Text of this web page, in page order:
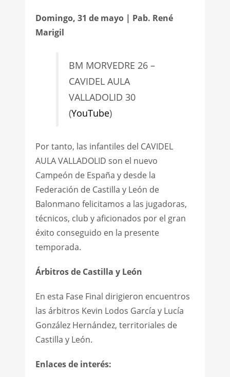
Domingo, 31 de mayo | Pab. René
Marigil
BM MORVEDRE 26 –
CAVIDEL AULA
VALLADOLID 30
(YouTube)
Por tanto, las infantiles del CAVIDEL
AULA VALLADOLID son el nuevo
Campeón de España y desde la
Federación de Castilla y León de
Balonmano felicitamos a las jugadoras,
técnicos, club y aficionados por el gran
éxito conseguido en la presente
temporada.
Árbitros de Castilla y León
En esta Fase Final dirigieron encuentros
las árbitros Kevin Lodos García y Lucía
González Hernández, territoriales de
Castilla y León.
Enlaces de interés: